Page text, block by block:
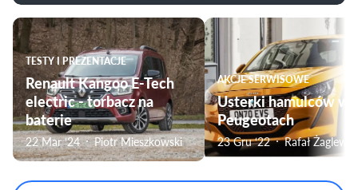
TESTY I PREZENTACJE
Renault Kangoo E-Tech
electric - torbacz na
baterie
22 Mar ‘24 Piotr Mieszkowski
AKCJE SERWISOWE
Usterki hamulców w
Peugeotach
23 Gru ‘22 Rafał